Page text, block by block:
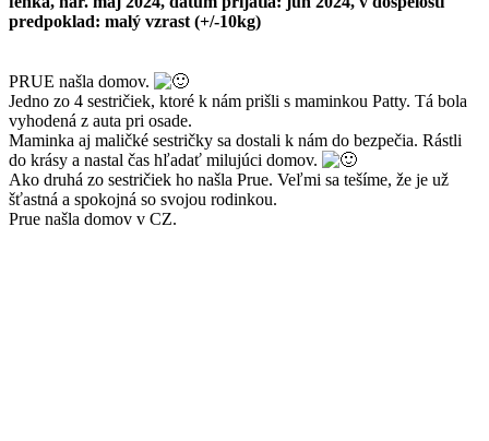
predpoklad: malý vzrast (+/-10kg)
PRUE našla domov.
Jedno zo 4 sestričiek, ktoré k nám prišli s maminkou Patty. Tá bola
vyhodená z auta pri osade.
Maminka aj maličké sestričky sa dostali k nám do bezpečia. Rástli
do krásy a nastal čas hľadať milujúci domov.
Ako druhá zo sestričiek ho našla Prue. Veľmi sa tešíme, že je už
šťastná a spokojná so svojou rodinkou.
Prue našla domov v CZ.